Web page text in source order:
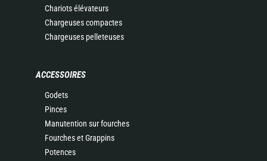
Chariots élévateurs
Chargeuses compactes
Chargeuses pelleteuses
ACCESSOIRES
Godets
Pinces
Manutention sur fourches
Fourches et Grappins
Potences